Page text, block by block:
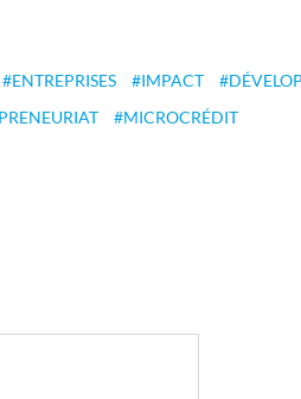
ENTREPRISES IMPACT
MICROCRÉDIT